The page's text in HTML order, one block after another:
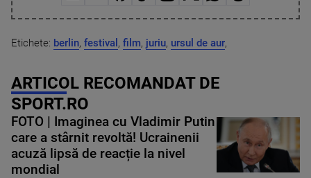
Etichete: berlin, festival , film, juriu, ursul de aur,
ARTICOL RECOMANDAT DE
SPORT.RO
FOTO | Imaginea cu Vladimir Putin
care a stârnit revoltă! Ucrainenii
acuză lipsă de reacție la nivel
mondial